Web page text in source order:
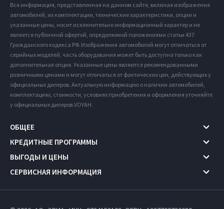
Вся информация, представленная на данном сайте, включая изображения
автомобилей, их комплектации, технические характеристики, опции и
указанные цены, носит исключительно информационный характер и не
является публичной офертой, определяемой положениями статьи 437
Гражданского кодекса РФ. Изображения автомобилей могут отличаться от
серийных моделей, часть оборудования может быть доступна только как
дополнительная опция. Указанные цены являются рекомендованными
розничными ценами и могут отличаться от фактических цен, действующих у
официальных дилеров. Актуальную информацию о наличии автомобилей,
комплектациях, стоимости, условиях приобретения и оформления уточняйте
у официальных дилеров VOYAH.
ОБЩЕЕ
КРЕДИТНЫЕ ПРОГРАММЫ
ВЫГОДЫ И ЦЕНЫ
СЕРВИСНАЯ ИНФОРМАЦИЯ